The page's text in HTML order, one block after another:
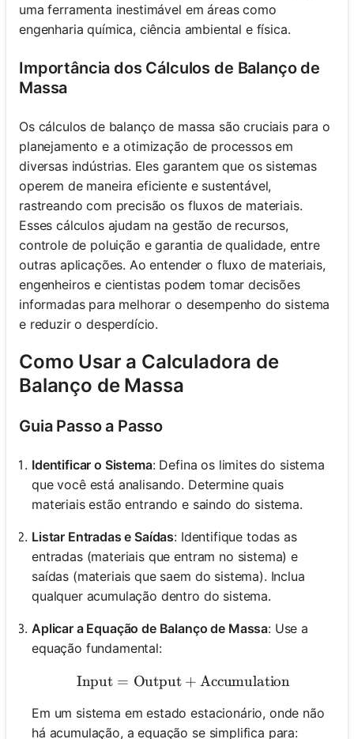
uma ferramenta inestimável em áreas como
engenharia química, ciência ambiental e física.
Importância dos Cálculos de Balanço de
Massa
Os cálculos de balanço de massa são cruciais para o
planejamento e a otimização de processos em
diversas indústrias. Eles garantem que os sistemas
operem de maneira eficiente e sustentável,
rastreando com precisão os fluxos de materiais.
Esses cálculos ajudam na gestão de recursos,
controle de poluição e garantia de qualidade, entre
outras aplicações. Ao entender o fluxo de materiais,
engenheiros e cientistas podem tomar decisões
informadas para melhorar o desempenho do sistema
e reduzir o desperdício.
Como Usar a Calculadora de
Balanço de Massa
Guia Passo a Passo
Identificar o Sistema: Defina os limites do sistema
que você está analisando. Determine quais
materiais estão entrando e saindo do sistema.
Listar Entradas e Saídas: Identifique todas as
entradas (materiais que entram no sistema) e
saídas (materiais que saem do sistema). Inclua
qualquer acumulação dentro do sistema.
Aplicar a Equação de Balanço de Massa: Use a
equação fundamental:
\text{Input} =
Input = Output + Accumulation
Em um sistema em estado estacionário, onde não
há acumulação, a equação se simplifica para: